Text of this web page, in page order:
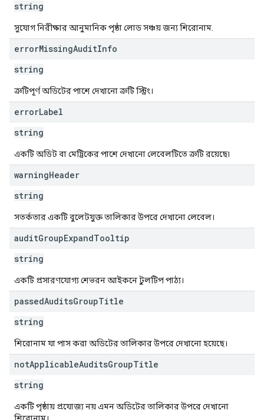
string
সুযোগ নিরীক্ষার আনুমানিক পৃষ্ঠা লোড সঞ্চয় জন্য শিরোনাম.
errorMissingAuditInfo
string
ত্রুটিপূর্ণ অডিটের পাশে দেখানো ত্রুটি স্ট্রিং।
errorLabel
string
একটি অডিট বা মেট্রিকের পাশে দেখানো লেবেলটিতে ত্রুটি রয়েছে৷
warningHeader
string
সতর্কতার একটি বুলেটযুক্ত তালিকার উপরে দেখানো লেবেল।
auditGroupExpandTooltip
string
একটি প্রসারণযোগ্য শেভরন আইকনে টুলটিপ পাঠ্য।
passedAuditsGroupTitle
string
শিরোনাম যা পাস করা অডিটের তালিকার উপরে দেখানো হয়েছে।
notApplicableAuditsGroupTitle
string
একটি পৃষ্ঠায় প্রযোজ্য নয় এমন অডিটের তালিকার উপরে দেখানো